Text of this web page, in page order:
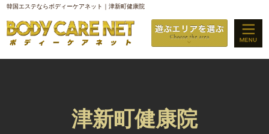
韓国エステならボディーケアネット｜津新町健康院
津新町健康院